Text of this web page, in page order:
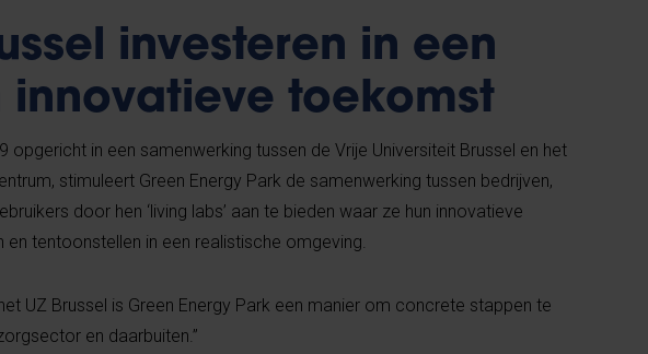
investeren in een
innovatieve toekomst
opgericht in een samenwerking tussen de Vrije Universiteit Brussel en het
stimuleert Green Energy Park de samenwerking tussen bedrijven,
door hen ‘living labs’ aan te bieden waar ze hun innovatieve
tentoonstellen in een realistische omgeving.
UZ Brussel is Green Energy Park een manier om concrete stappen te
en daarbuiten.”